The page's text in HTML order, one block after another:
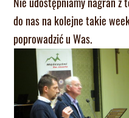
do nas na kolejne takie
poprowadzić u Was.